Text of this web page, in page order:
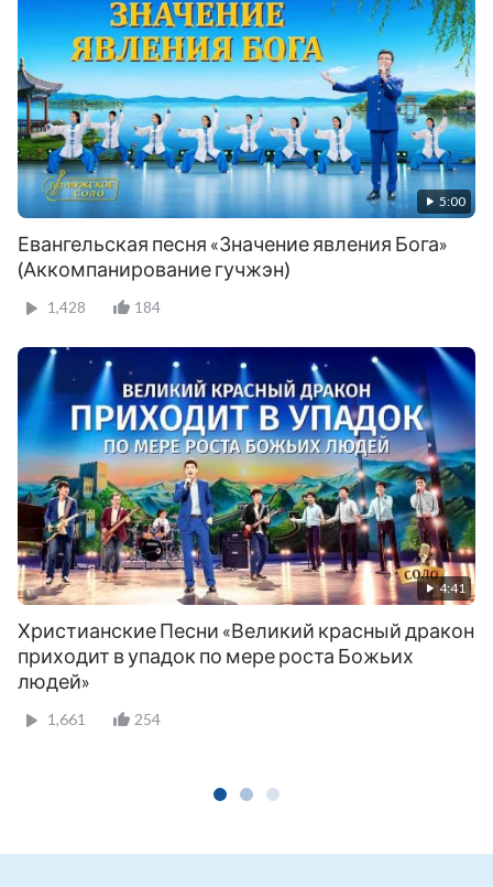
5:00
Евангельская песня «Значение явления Бога»
(Аккомпанирование гучжэн)
1,428 184
4:41
Христианские Песни «Великий красный дракон
приходит в упадок по мере роста Божьих
людей»
1,661 254